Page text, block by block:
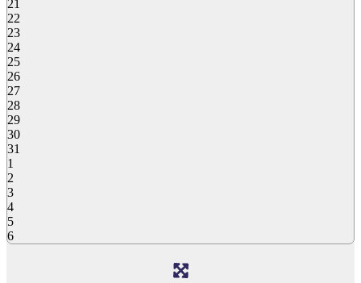
21
22
23
24
25
26
27
28
29
30
31
1
2
3
4
5
6